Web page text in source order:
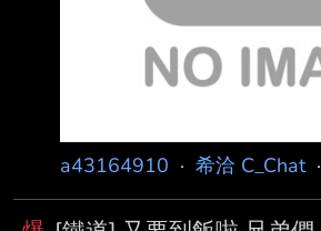
a43164910 · 希洽 C_Chat·